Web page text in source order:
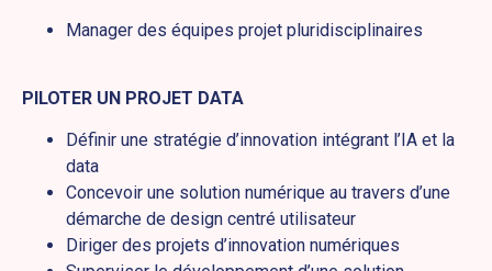
Manager des équipes projet pluridisciplinaires
PILOTER UN PROJET DATA
Définir une stratégie d’innovation intégrant l’IA et la
data
Concevoir une solution numérique au travers d’une
démarche de design centré utilisateur
Diriger des projets d’innovation numériques